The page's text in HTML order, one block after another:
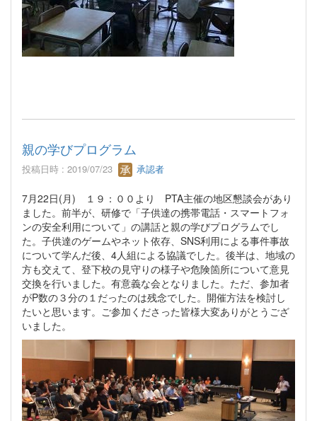
親の学びプログラム
投稿日時 : 2019/07/23 承認者
7月22日(月) １９：００より PTA主催の地区懇談会があり
ました。前半が、研修で「子供達の携帯電話・スマートフォ
ンの安全利用について」の講話と親の学びプログラムでし
た。子供達のゲームやネット依存、SNS利用による事件事故
について学んだ後、4人組による協議でした。後半は、地域の
方も交えて、登下校の見守りの様子や危険箇所について意見
交換を行いました。有意義な会となりました。ただ、参加者
がP数の３分の１だったのは残念でした。開催方法を検討し
たいと思います。ご参加くださった皆様大変ありがとうござ
いました。